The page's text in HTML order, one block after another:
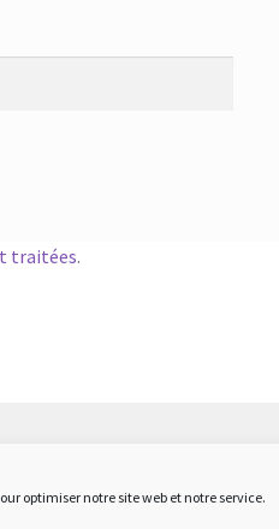
optimiser notre site web et notre service.
traitées.